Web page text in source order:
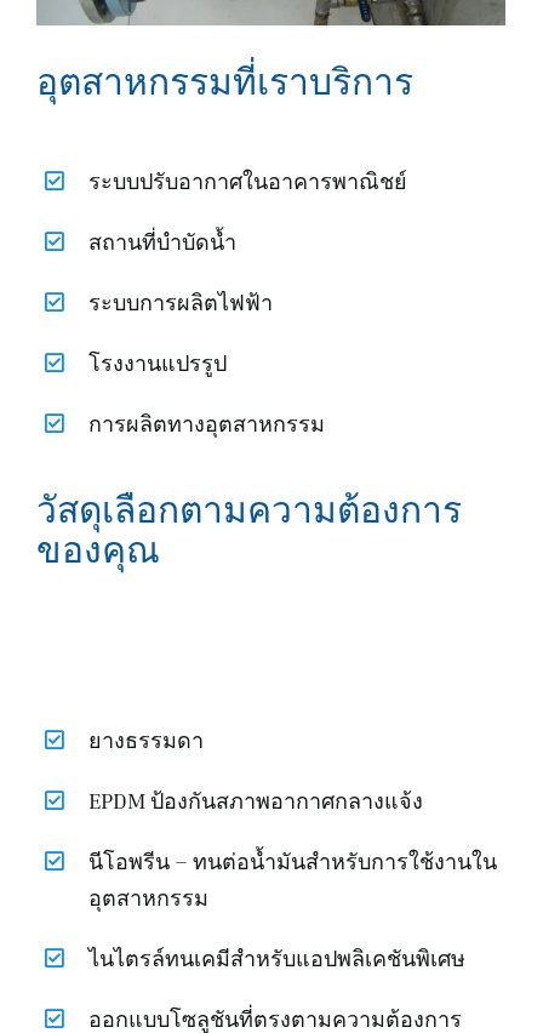
อุตสาหกรรมที่เราบริการ
ระบบปรับอากาศในอาคารพาณิชย์
สถานที่บำบัดน้ำ
ระบบการผลิตไฟฟ้า
โรงงานแปรรูป
การผลิตทางอุตสาหกรรม
วัสดุเลือกตามความต้องการ
ของคุณ
ยางธรรมดา
EPDM ป้องกันสภาพอากาศกลางแจ้ง
นีโอพรีน – ทนต่อน้ำมันสำหรับการใช้งานใน
อุตสาหกรรม
ไนไตรล์ทนเคมีสำหรับแอปพลิเคชันพิเศษ
ออกแบบโซลูชันที่ตรงตามความต้องการ